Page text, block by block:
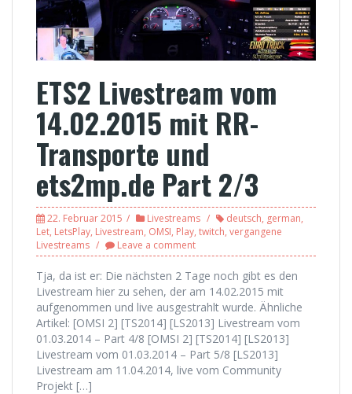
ETS2 Livestream vom
14.02.2015 mit RR-
Transporte und
ets2mp.de Part 2/3
22. Februar 2015 Livestreams deutsch, german,
Let, LetsPlay, Livestream, OMSI, Play, twitch, vergangene
Livestreams
Leave a comment
Tja, da ist er: Die nächsten 2 Tage noch gibt es den
Livestream hier zu sehen, der am 14.02.2015 mit
aufgenommen und live ausgestrahlt wurde. Ähnliche
Artikel: [OMSI 2] [TS2014] [LS2013] Livestream vom
01.03.2014 – Part 4/8 [OMSI 2] [TS2014] [LS2013]
Livestream vom 01.03.2014 – Part 5/8 [LS2013]
Livestream am 11.04.2014, live vom Community
Projekt […]